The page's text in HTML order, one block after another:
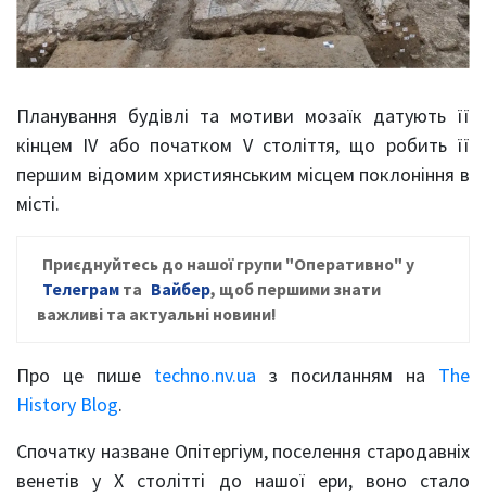
Планування будівлі та мотиви мозаїк датують її
кінцем IV або початком V століття, що робить її
першим відомим християнським місцем поклоніння в
місті.
Приєднуйтесь до нашої групи "Оперативно" у
Телеграм та Вайбер, щоб першими знати
важливі та актуальні новини!
Про це пише techno.nv.ua з посиланням на The
History Blog.
Спочатку назване Опітергіум, поселення стародавніх
венетів у X столітті до нашої ери, воно стало